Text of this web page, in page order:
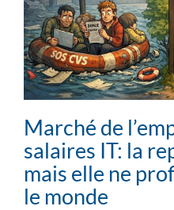
Marché de
salaires IT: la
mais elle ne
le monde